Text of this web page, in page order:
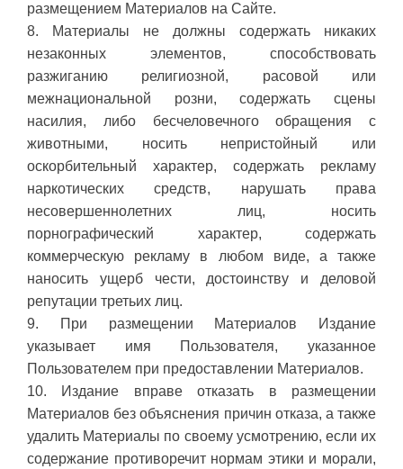
размещением Материалов на Сайте.
8. Материалы не должны содержать никаких
незаконных элементов, способствовать
разжиганию религиозной, расовой или
межнациональной розни, содержать сцены
насилия, либо бесчеловечного обращения с
животными, носить непристойный или
оскорбительный характер, содержать рекламу
наркотических средств, нарушать права
несовершеннолетних лиц, носить
порнографический характер, содержать
коммерческую рекламу в любом виде, а также
наносить ущерб чести, достоинству и деловой
репутации третьих лиц.
9. При размещении Материалов Издание
указывает имя Пользователя, указанное
Пользователем при предоставлении Материалов.
10. Издание вправе отказать в размещении
Материалов без объяснения причин отказа, а также
удалить Материалы по своему усмотрению, если их
содержание противоречит нормам этики и морали,